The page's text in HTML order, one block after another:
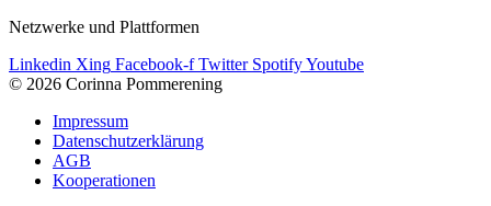
Netzwerke und Plattformen
Linkedin Xing Facebook-f Twitter SpotifyYoutube
© 2026 Corinna Pommerening
Impressum
Datenschutzerklärung
AGB
Kooperationen